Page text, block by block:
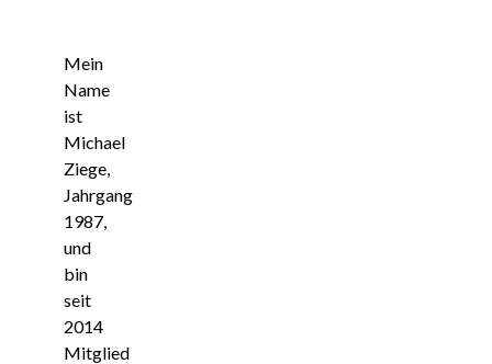
Mein
Name
ist
Michael
Ziege,
Jahrgang
1987,
und
bin
seit
2014
Mitglied